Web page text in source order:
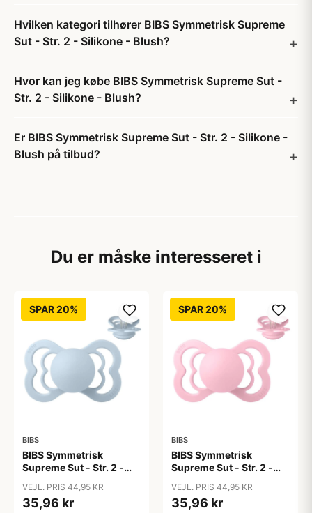
Hvilken kategori tilhører BIBS Symmetrisk Supreme
Sut - Str. 2 - Silikone - Blush?
Hvor kan jeg købe BIBS Symmetrisk Supreme Sut -
Str. 2 - Silikone - Blush?
Er BIBS Symmetrisk Supreme Sut - Str. 2 - Silikone -
Blush på tilbud?
Du er måske interesseret i
SPAR 20%
BIBS
BIBS Symmetrisk
Supreme Sut - Str. 2 -
VEJL. PRIS 44,95 KR
35,96 kr
SPAR 20%
BIBS
BIBS Symmetrisk
Supreme Sut - Str. 2 -
VEJL. PRIS 44,95 KR
35,96 kr